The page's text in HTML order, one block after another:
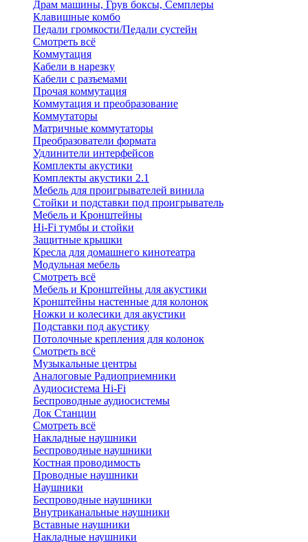
Драм машины, Грув боксы, Семплеры
Клавишные комбо
Педали громкости/Педали сустейн
Смотреть всё
Коммутация
Кабели в нарезку
Кабели с разъемами
Прочая коммутация
Коммутация и преобразование
Коммутаторы
Матричные коммутаторы
Преобразователи формата
Удлинители интерфейсов
Комплекты акустики
Комплекты акустики 2.1
Мебель для проигрывателей винила
Стойки и подставки под проигрыватель
Мебель и Кронштейны
Hi-Fi тумбы и стойки
Защитные крышки
Кресла для домашнего кинотеатра
Модульная мебель
Смотреть всё
Мебель и Кронштейны для акустики
Кронштейны настенные для колонок
Ножки и колесики для акустики
Подставки под акустику
Потолочные крепления для колонок
Смотреть всё
Музыкальные центры
Аналоговые Радиоприемники
Аудиосистема Hi-Fi
Беспроводные аудиосистемы
Док Станции
Смотреть всё
Накладные наушники
Беспроводные наушники
Костная проводимость
Проводные наушники
Наушники
Беспроводные наушники
Внутриканальные наушники
Вставные наушники
Накладные наушники